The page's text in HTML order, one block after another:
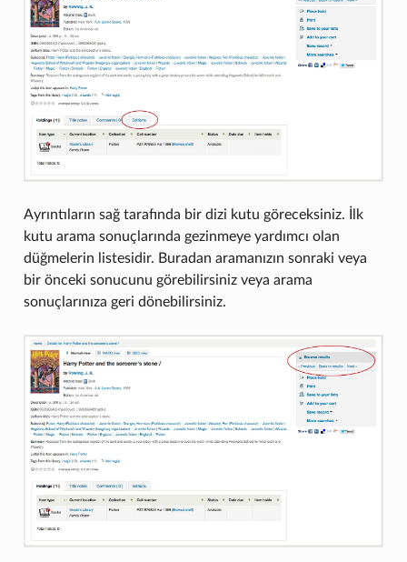
Ayrıntıların sağ tarafında bir dizi kutu göreceksiniz. İlk
kutu arama sonuçlarında gezinmeye yardımcı olan
düğmelerin listesidir. Buradan aramanızın sonraki veya
bir önceki sonucunu görebilirsiniz veya arama
sonuçlarınıza geri dönebilirsiniz.